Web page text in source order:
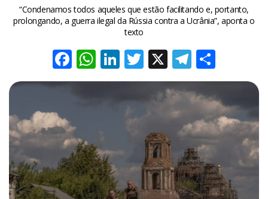
“Condenamos todos aqueles que estão facilitando e, portanto,
prolongando, a guerra ilegal da Rússia contra a Ucrânia”, aponta o
texto
Facebook
WhatsApp
LinkedIn
Twitter
X